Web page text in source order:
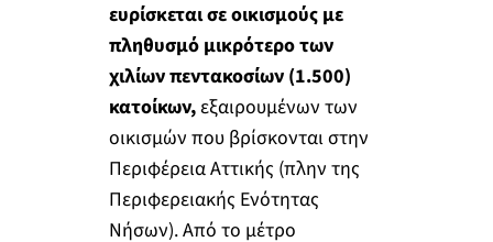
ευρίσκεται σε οικισμούς με
πληθυσμό μικρότερο των
χιλίων πεντακοσίων (1.500)
κατοίκων,εξαιρουμένων των
οικισμών που βρίσκονται στην
Περιφέρεια Αττικής (πλην της
Περιφερειακής Ενότητας
Νήσων). Από το μέτρο